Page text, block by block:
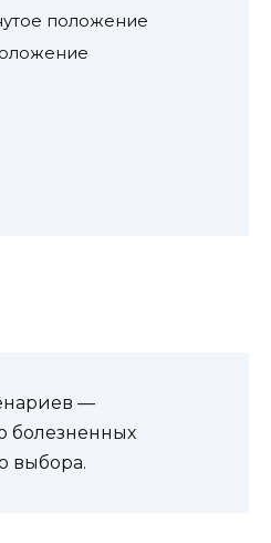
положение
—
болезненных
выбора.